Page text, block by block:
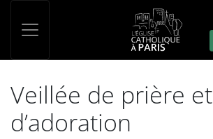
Veillée de prière et
d’adoration
Panneau de gestion des cookies